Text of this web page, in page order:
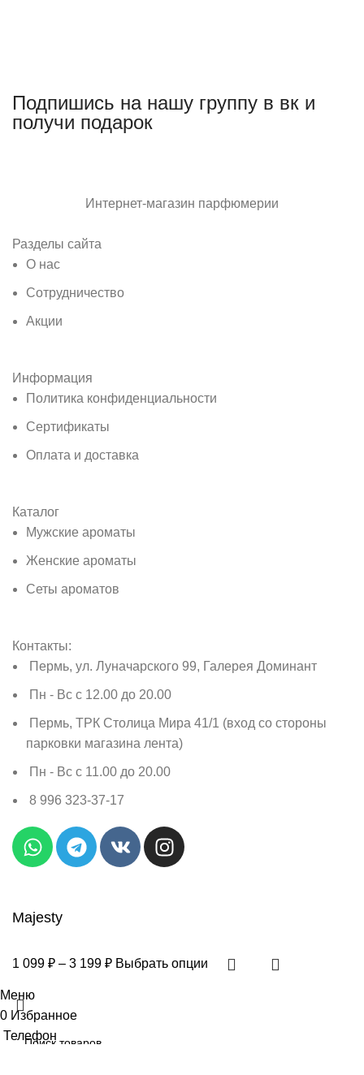
Подпишись на нашу группу в вк и
получи подарок
Интернет-магазин парфюмерии
Разделы сайта
О нас
Сотрудничество
Акции
Информация
Политика конфиденциальности
Сертификаты
Оплата и доставка
Каталог
Мужские ароматы
Женские ароматы
Сеты ароматов
Контакты:
Пермь, ул. Луначарского 99, Галерея Доминант
Пн - Вс с 12.00 до 20.00
Пермь, ТРК Столица Мира 41/1 (вход со стороны
парковки магазина лента)
Пн - Вс с 11.00 до 20.00
8 996 323-37-17
Majesty
1 099 ₽ – 3 199 ₽ Выбрать опции
Меню
0 Избранное
Телефон